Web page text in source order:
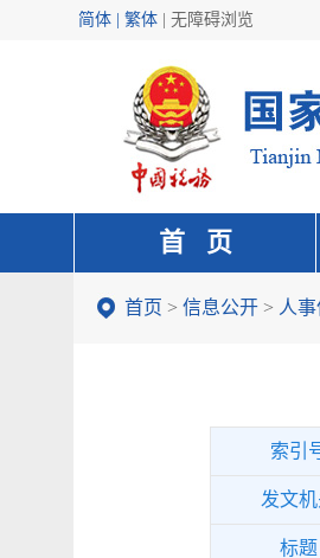
简体 | 繁体 无障碍浏览
首 页
首页 > 信息公开 > 人
索引
发文
标题